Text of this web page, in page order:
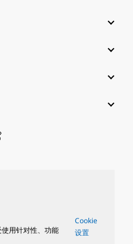
用针对性、功能
Cookie
设置